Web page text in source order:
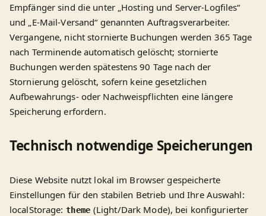
Empfänger sind die unter „Hosting und Server-Logfiles“
und „E-Mail-Versand“ genannten Auftragsverarbeiter.
Vergangene, nicht stornierte Buchungen werden 365 Tage
nach Terminende automatisch gelöscht; stornierte
Buchungen werden spätestens 90 Tage nach der
Stornierung gelöscht, sofern keine gesetzlichen
Aufbewahrungs- oder Nachweispflichten eine längere
Speicherung erfordern.
Technisch notwendige Speicherungen
Diese Website nutzt lokal im Browser gespeicherte
Einstellungen für den stabilen Betrieb und Ihre Auswahl:
localStorage: theme (Light/Dark Mode), bei konfigurierter